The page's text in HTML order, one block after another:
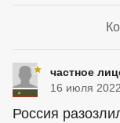
частное
16 июля
Россия